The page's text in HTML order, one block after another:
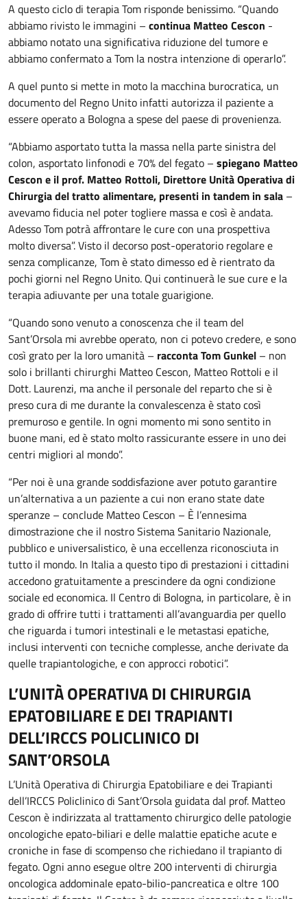
A questo ciclo di terapia Tom risponde benissimo. “Quando
abbiamo rivisto le immagini – continua Matteo Cescon -
abbiamo notato una significativa riduzione del tumore e
abbiamo confermato a Tom la nostra intenzione di operarlo”.
A quel punto si mette in moto la macchina burocratica, un
documento del Regno Unito infatti autorizza il paziente a
essere operato a Bologna a spese del paese di provenienza.
“Abbiamo asportato tutta la massa nella parte sinistra del
colon, asportato linfonodi e 70% del fegato – spiegano Matteo
Cescon e il prof. Matteo Rottoli, Direttore Unità Operativa di
Chirurgia del tratto alimentare, presenti in tandem in sala –
avevamo fiducia nel poter togliere massa e così è andata.
Adesso Tom potrà affrontare le cure con una prospettiva
molto diversa”. Visto il decorso post-operatorio regolare e
senza complicanze, Tom è stato dimesso ed è rientrato da
pochi giorni nel Regno Unito. Qui continuerà le sue cure e la
terapia adiuvante per una totale guarigione.
“Quando sono venuto a conoscenza che il team del
Sant’Orsola mi avrebbe operato, non ci potevo credere, e sono
così grato per la loro umanità – racconta Tom Gunkel – non
solo i brillanti chirurghi Matteo Cescon, Matteo Rottoli e il
Dott. Laurenzi, ma anche il personale del reparto che si è
preso cura di me durante la convalescenza è stato così
premuroso e gentile. In ogni momento mi sono sentito in
buone mani, ed è stato molto rassicurante essere in uno dei
centri migliori al mondo”.
“Per noi è una grande soddisfazione aver potuto garantire
un’alternativa a un paziente a cui non erano state date
speranze – conclude Matteo Cescon – È l’ennesima
dimostrazione che il nostro Sistema Sanitario Nazionale,
pubblico e universalistico, è una eccellenza riconosciuta in
tutto il mondo. In Italia a questo tipo di prestazioni i cittadini
accedono gratuitamente a prescindere da ogni condizione
sociale ed economica. Il Centro di Bologna, in particolare, è in
grado di offrire tutti i trattamenti all’avanguardia per quello
che riguarda i tumori intestinali e le metastasi epatiche,
inclusi interventi con tecniche complesse, anche derivate da
quelle trapiantologiche, e con approcci robotici”.
L’UNITÀ OPERATIVA DI CHIRURGIA
EPATOBILIARE E DEI TRAPIANTI
DELL’IRCCS POLICLINICO DI
SANT’ORSOLA
L’Unità Operativa di Chirurgia Epatobiliare e dei Trapianti
dell’IRCCS Policlinico di Sant’Orsola guidata dal prof. Matteo
Cescon è indirizzata al trattamento chirurgico delle patologie
oncologiche epato-biliari e delle malattie epatiche acute e
croniche in fase di scompenso che richiedano il trapianto di
fegato. Ogni anno esegue oltre 200 interventi di chirurgia
oncologica addominale epato-bilio-pancreatica e oltre 100